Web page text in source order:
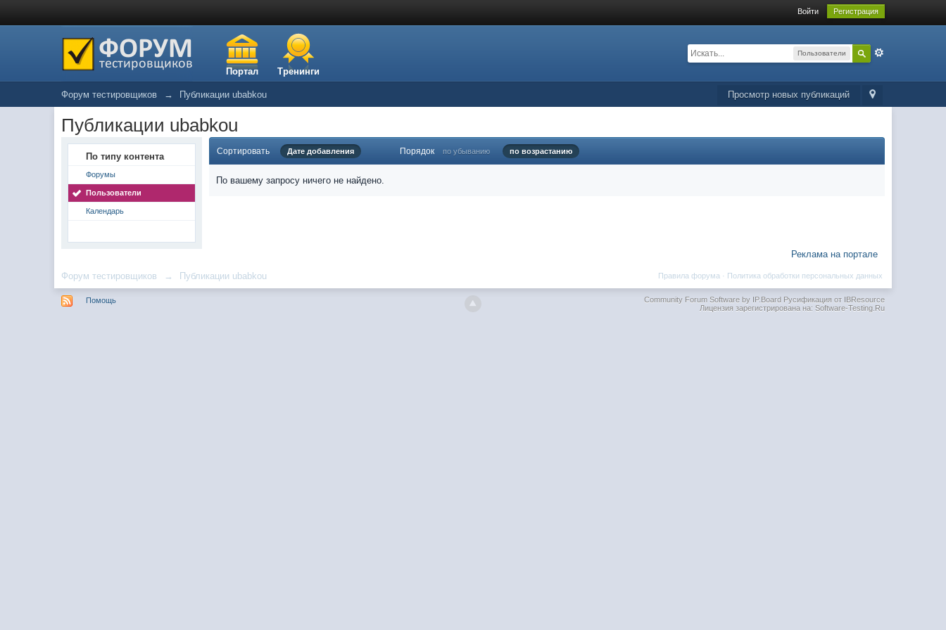
Войти Регистрация
Портал Тренинги
Пользователи
Просмотр новых публикаций
Форум тестировщиков → Публикации ubabkou
Публикации ubabkou
По типу контента
Форумы
Пользователи
Календарь
Сортировать Дате добавления Порядок по убыванию по возрастанию
По вашему запросу ничего не найдено.
Реклама на портале
Форум тестировщиков → Публикации ubabkou Политика обработки персональных данных
Правила форума ·
Помощь Community Forum Software by IP.BoardРусификация от IBResource
Лицензия зарегистрирована на: Software-Testing.Ru